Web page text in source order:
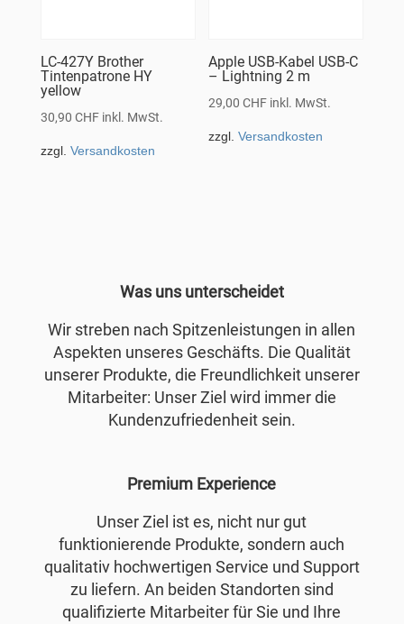
LC-427Y Brother
Tintenpatrone HY
yellow
30,90 CHF inkl. MwSt.
zzgl. Versandkosten
Apple USB-Kabel USB-C
– Lightning 2 m
29,00CHF inkl. MwSt.
zzgl.Versandkosten
Was uns unterscheidet
Wir streben nach Spitzenleistungen in allen
Aspekten unseres Geschäfts. Die Qualität
unserer Produkte, die Freundlichkeit unserer
Mitarbeiter: Unser Ziel wird immer die
Kundenzufriedenheit sein.
Premium Experience
Unser Ziel ist es, nicht nur gut
funktionierende Produkte, sondern auch
qualitativ hochwertigen Service und Support
zu liefern. An beiden Standorten sind
qualifizierte Mitarbeiter für Sie und Ihre